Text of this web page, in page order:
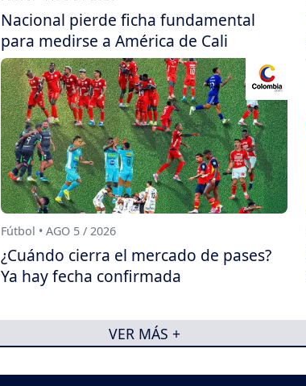
Nacional pierde ficha fundamental
para medirse a América de Cali
Fútbol • AGO 5 / 2026
¿Cuándo cierra el mercado de pases?
Ya hay fecha confirmada
VER MÁS +